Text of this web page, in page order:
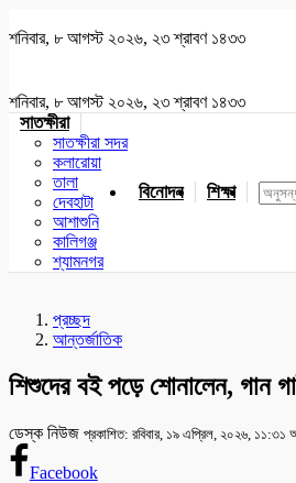
শনিবার, ৮ আগস্ট ২০২৬, ২৩ শ্রাবণ ১৪৩৩
শনিবার, ৮ আগস্ট ২০২৬, ২৩ শ্রাবণ ১৪৩৩
সাতক্ষীরা
সাতক্ষীরা সদর
কলারোয়া
তালা
দেবহাটা
আশাশুনি
কালিগঞ্জ
শ্যামনগর
বিনোদন শিক্ষা
প্রচ্ছদ
আন্তর্জাতিক
শিশুদের বই পড়ে শোনালেন, গান
ডেস্ক নিউজ প্রকাশিত: রবিবার, ১৯ এপ্রিল, ২০২৬, ১১:৩১
Facebook